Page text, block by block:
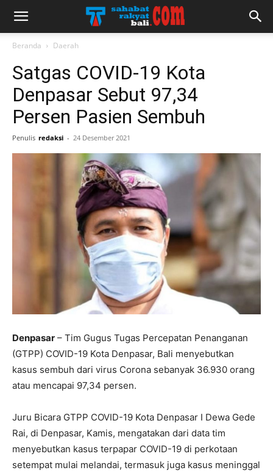
Beranda Daerah
Satgas COVID-19 Kota
Denpasar Sebut 97,34
Persen Pasien Sembuh
Penulis redaksi - 24 Desember 2021
Denpasar – Tim Gugus Tugas Percepatan Penanganan
(GTPP) COVID-19 Kota Denpasar, Bali menyebutkan
kasus sembuh dari virus Corona sebanyak 36.930 orang
atau mencapai 97,34 persen.
Juru Bicara GTPP COVID-19 Kota Denpasar I Dewa Gede
Rai, di Denpasar, Kamis, mengatakan dari data tim
menyebutkan kasus terpapar COVID-19 di perkotaan
setempat mulai melandai, termasuk juga kasus meninggal